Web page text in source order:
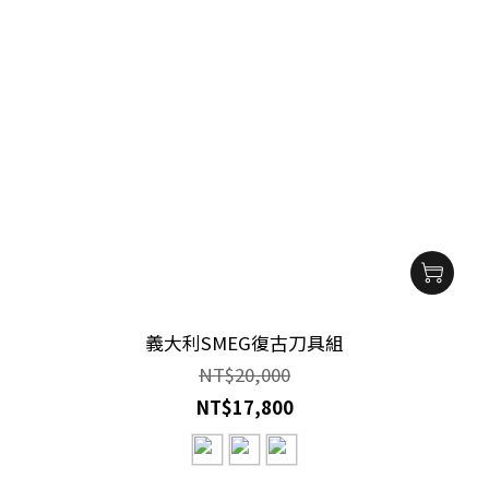
義大利SMEG復古刀具組
NT$20,000
NT$17,800